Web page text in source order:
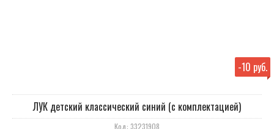
-10 руб.
ЛУК детский классический синий (с комплектацией)
Код: 33231908